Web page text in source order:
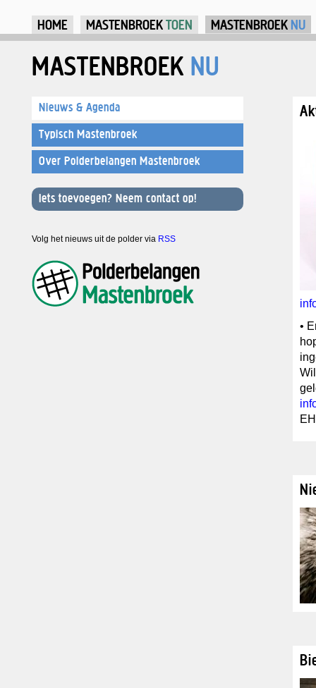
HOME MASTENBROEKTOEN MASTENBROEK NU
MASTENBROEK NU
•
Nieuws & Agenda
Typisch Mastenbroek
Over Polderbelangen Mastenbroek
Iets toevoegen? Neem contact op!
Volg het nieuws uit de polder via RSS